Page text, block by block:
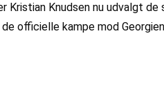
Knudsen nu udvalgt
officielle kampe mod